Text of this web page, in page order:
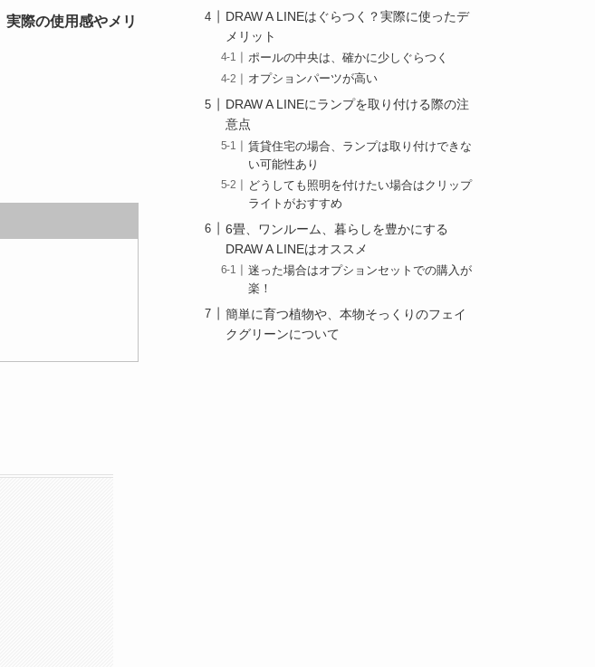
実際の使用感やメリ
DRAW A LINEはぐらつく？実際に使ったデ
メリット
ポールの中央は、確かに少しぐらつく
オプションパーツが高い
DRAW A LINEにランプを取り付ける際の注
意点
賃貸住宅の場合、ランプは取り付けできな
い可能性あり
どうしても照明を付けたい場合はクリップ
ライトがおすすめ
6畳、ワンルーム、暮らしを豊かにする
DRAW A LINEはオススメ
迷った場合はオプションセットでの購入が
楽！
簡単に育つ植物や、本物そっくりのフェイ
クグリーンについて